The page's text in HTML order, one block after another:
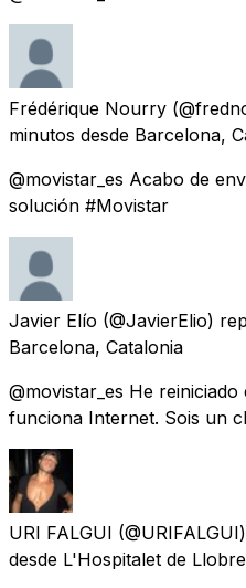
Frédérique Nourry
minutos desde Barcelona,
@movistar_es Acabo de
solución #Movistar
Javier Elío (@JavierElio)
Barcelona, Catalonia
@movistar_es He
funciona Internet. Sois un
URI FALGUI
desde L'Hospitalet de